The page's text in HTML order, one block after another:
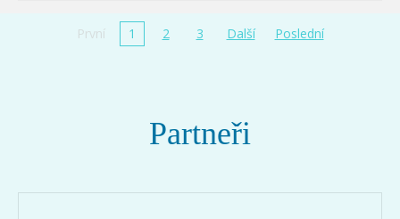
První 1 2 3 Další Poslední
Partneři